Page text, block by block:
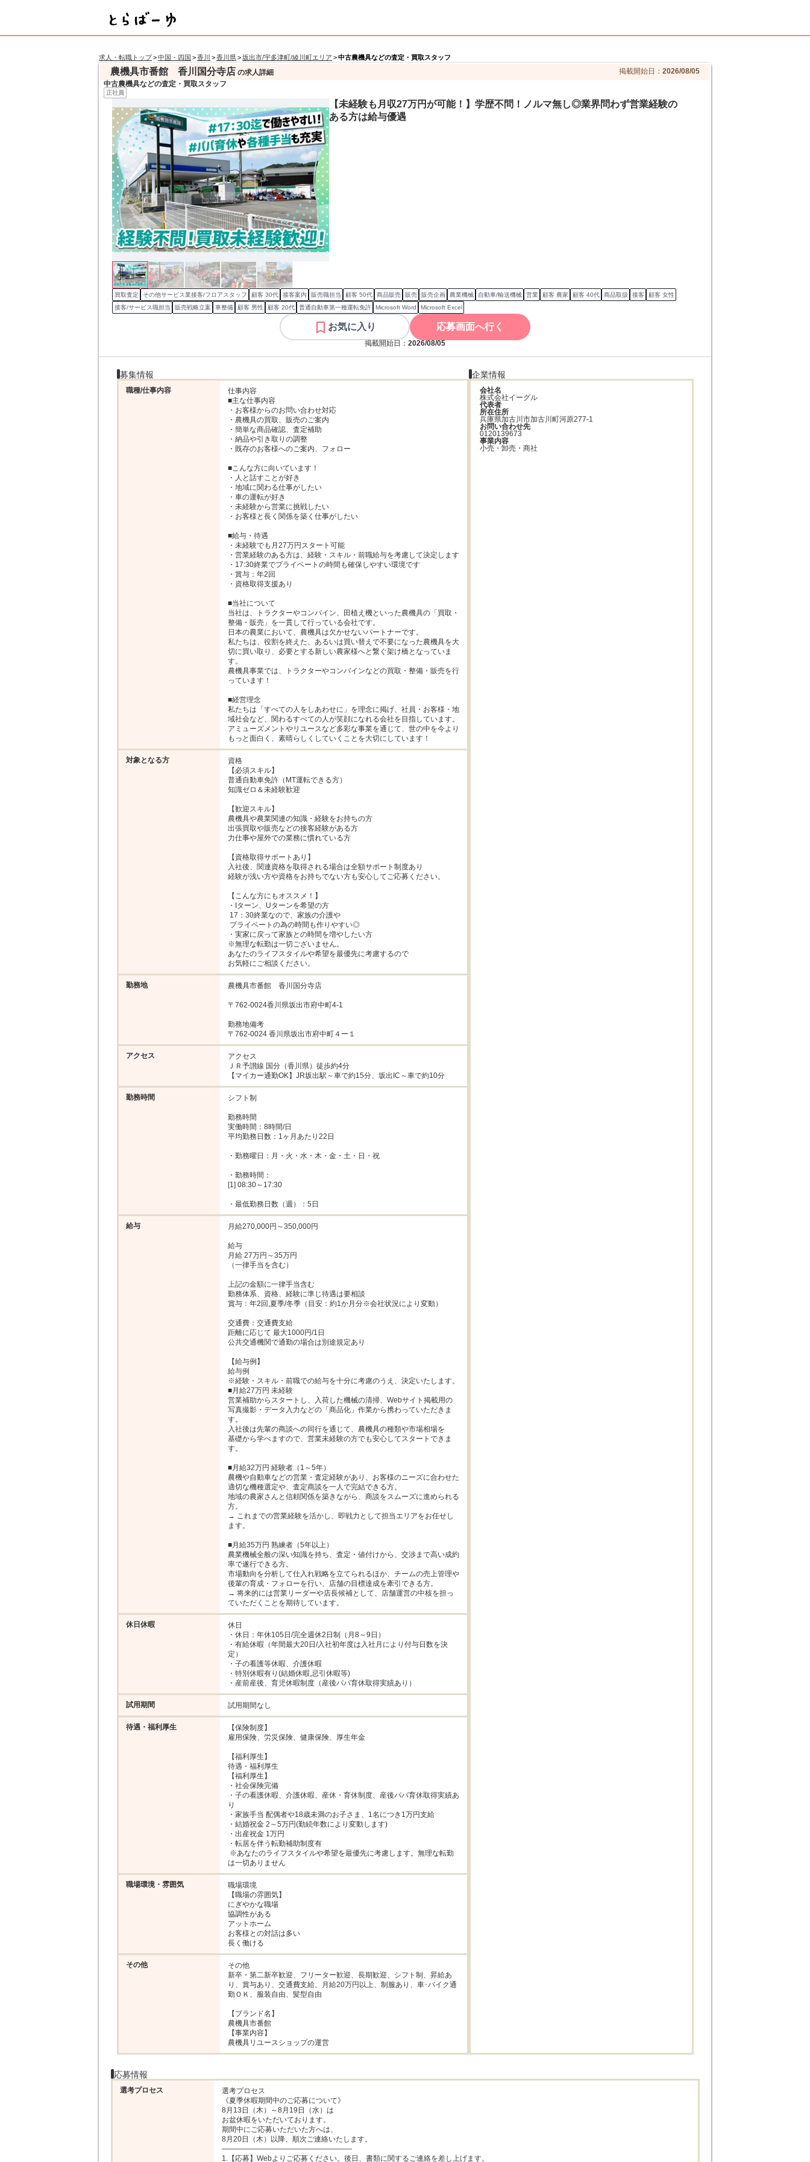
求人・転職トップ>中国・四国 >香川 >香川県>坂出市/宇多津町/綾川町エリア >中古農機具などの査定・買取スタッフ
農機具市番館 香川国分寺店 の求人詳細 掲載開始日： 2026/08/05
中古農機具などの査定・買取スタッフ
正社員
【未経験も月収27万円が可能！】学歴不問！ノルマ無し◎業界問わず営業経験の
ある方は給与優遇
買取査定 その他サービス業接客/フロアスタッフ 顧客 30代 接客案内 販売職担当 顧客 50代 商品販売 販売 販売企画 農業機械 自動車/輸送機械 営業 顧客 農家 顧客 40代 商品取扱 接客
顧客 女性
接客/サービス職担当
販売戦略立案 車整備 顧客 男性 顧客 20代 普通自動車第一種運転免許 Microsoft Word Microsoft Excel
お気に入り 応募画面へ行く
掲載開始日： 2026/08/05
募集情報
職種/仕事内容
仕事内容
■主な仕事内容
・お客様からのお問い合わせ対応
・農機具の買取、販売のご案内
・簡単な商品確認、査定補助
・納品や引き取りの調整
・既存のお客様へのご案内、フォロー
■こんな方に向いています！
・人と話すことが好き
・地域に関わる仕事がしたい
・車の運転が好き
・未経験から営業に挑戦したい
・お客様と長く関係を築く仕事がしたい
■給与・待遇
・未経験でも月27万円スタート可能
・営業経験のある方は、経験・スキル・前職給与を考慮して決定します
・17:30終業でプライベートの時間も確保しやすい環境です
・賞与：年2回
・資格取得支援あり
■当社について
当社は、トラクターやコンバイン、田植え機といった農機具の「買取・
整備・販売」を一貫して行っている会社です。
日本の農業において、農機具は欠かせないパートナーです。
私たちは、役割を終えた、あるいは買い替えで不要になった農機具を大
切に買い取り、必要とする新しい農家様へと繋ぐ架け橋となっていま
す。
農機具事業では、トラクターやコンバインなどの買取・整備・販売を行
っています！
■経営理念
私たちは「すべての人をしあわせに」を理念に掲げ、社員・お客様・地
域社会など、関わるすべての人が笑顔になれる会社を目指しています。
アミューズメントやリユースなど多彩な事業を通じて、世の中を今より
もっと面白く、素晴らしくしていくことを大切にしています！
対象となる方
資格
【必須スキル】
普通自動車免許（MT運転できる方）
知識ゼロ＆未経験歓迎
【歓迎スキル】
農機具や農業関連の知識・経験をお持ちの方
出張買取や販売などの接客経験がある方
力仕事や屋外での業務に慣れている方
【資格取得サポートあり】
入社後、関連資格を取得される場合は全額サポート制度あり
経験が浅い方や資格をお持ちでない方も安心してご応募ください。
【こんな方にもオススメ！】
・Iターン、Uターンを希望の方
・実家に戻って家族との時間を増やしたい方
※無理な転勤は一切ございません。
あなたのライフスタイルや希望を最優先に考慮するので
お気軽にご相談ください。
勤務地 農機具市番館　香川国分寺店
〒762-0024香川県坂出市府中町4-1
勤務地備考
〒762-0024 香川県坂出市府中町４ー１
アクセス
アクセス
ＪＲ予讃線 国分（香川県）徒歩約4分
【マイカー通勤OK】JR坂出駅～車で約15分、坂出IC～車で約10分
勤務時間 シフト制
勤務時間
実働時間：8時間/日
平均勤務日数：1ヶ月あたり22日
・勤務曜日：月・火・水・木・金・土・日・祝
・勤務時間：
[1] 08:30～17:30
・最低勤務日数（週）：5日
給与 月給270,000円～350,000円
給与
月給 27万円～35万円
（一律手当を含む）
上記の金額に一律手当含む
勤務体系、資格、経験に準じ待遇は要相談
賞与：年2回,夏季/冬季（目安：約1か月分※会社状況により変動）
交通費：交通費支給
距離に応じて 最大1000円/1日
公共交通機関で通勤の場合は別途規定あり
【給与例】
給与例
※経験・スキル・前職での給与を十分に考慮のうえ、決定いたします。
■月給27万円 未経験
営業補助からスタートし、入荷した機械の清掃、Webサイト掲載用の
写真撮影・データ入力などの「商品化」作業から携わっていただきま
す。
入社後は先輩の商談への同行を通じて、農機具の種類や市場相場を
基礎から学べますので、営業未経験の方でも安心してスタートできま
す。
■月給32万円 経験者（1～5年）
農機や自動車などの営業・査定経験があり、お客様のニーズに合わせた
適切な機種選定や、査定商談を一人で完結できる方。
地域の農家さんと信頼関係を築きながら、商談をスムーズに進められる
方。
→ これまでの営業経験を活かし、即戦力として担当エリアをお任せし
ます。
■月給35万円 熟練者（5年以上）
農業機械全般の深い知識を持ち、査定・値付けから、交渉まで高い成約
率で遂行できる方。
市場動向を分析して仕入れ戦略を立てられるほか、チームの売上管理や
後輩の育成・フォローを行い、店舗の目標達成を牽引できる方。
→ 将来的には営業リーダーや店長候補として、店舗運営の中核を担っ
ていただくことを期待しています。
休日休暇
休日
・休日：年休105日/完全週休2日制（月8～9日）
・有給休暇（年間最大20日/入社初年度は入社月により付与日数を決
定）
・子の看護等休暇、介護休暇
・特別休暇有り(結婚休暇,忌引休暇等)
・産前産後、育児休暇制度（産後パパ育休取得実績あり）
試用期間 試用期間なし
待遇・福利厚生
【保険制度】
雇用保険、労災保険、健康保険、厚生年金
【福利厚生】
待遇・福利厚生
【福利厚生】
・社会保険完備
・子の看護休暇、介護休暇、産休・育休制度、産後パパ育休取得実績あ
り
・家族手当 配偶者や18歳未満のお子さま、1名につき1万円支給
・結婚祝金 2～5万円(勤続年数により変動します)
・出産祝金 1万円
・転居を伴う転勤補助制度有
は一切ありません
職場環境・雰囲気
職場環境
【職場の雰囲気】
にぎやかな職場
協調性がある
アットホーム
お客様との対話は多い
長く働ける
その他
その他
新卒・第二新卒歓迎、フリーター歓迎、長期歓迎、シフト制、昇給あ
り、賞与あり、交通費支給、月給20万円以上、制服あり、車･バイク通
勤ＯＫ、服装自由、髪型自由
【ブランド名】
農機具市番館
【事業内容】
農機具リユースショップの運営
企業情報
会社名
株式会社イーグル
代表者
所在住所
兵庫県加古川市加古川町河原277-1
お問い合わせ先
0120139673
事業内容
小売・卸売・商社
応募情報
選考プロセス
選考プロセス
《夏季休暇期間中のご応募について》
8月13日（木）～8月19日（水）は
お盆休暇をいただいております。
期間中にご応募いただいた方へは、
8月20日（木）以降、順次ご連絡いたします。
――――――――――――――――――
1.【応募】Webよりご応募ください。後日、書類に関するご連絡を差し上げます。